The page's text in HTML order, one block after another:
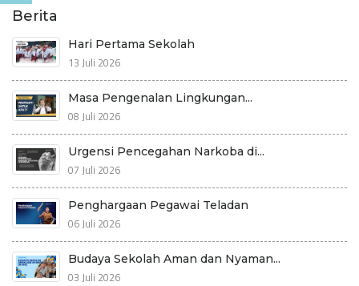
Berita
Hari Pertama Sekolah
13 Juli 2026
Masa Pengenalan Lingkungan...
08 Juli 2026
Urgensi Pencegahan Narkoba di...
07 Juli 2026
Penghargaan Pegawai Teladan
06 Juli 2026
Budaya Sekolah Aman dan Nyaman...
03 Juli 2026